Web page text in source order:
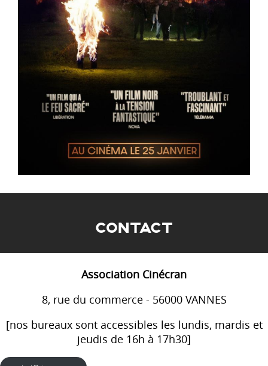
CONTACT
Association Cinécran
8, rue du commerce - 56000 VANNES
[nos bureaux sont accessibles les lundis, mardis et
jeudis de 16h à 17h30]